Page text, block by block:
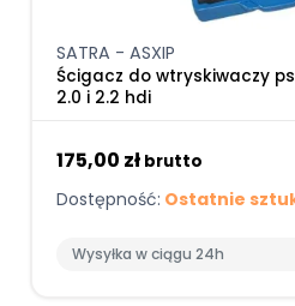
SATRA - ASXIP
Ścigacz do wtryskiwaczy
2.0 i 2.2 hdi
175,00 zł brutto
Dostępność: Ostatnie
Wysyłka w ciągu 24h